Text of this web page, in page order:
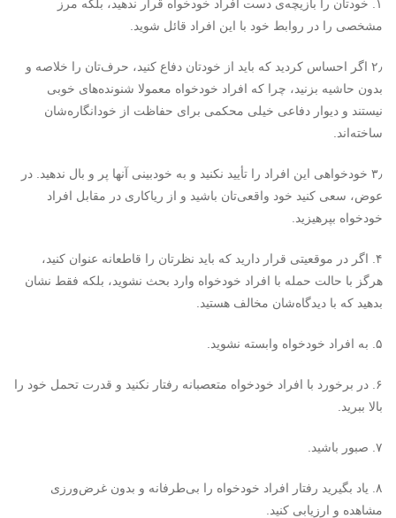
۱. خودتان را بازیچه‌ی دست افراد خودخواه قرار ندهید، بلکه مرز
مشخصی را در روابط خود با این افراد قائل شوید.
۲٫ اگر احساس کردید که باید از خودتان دفاع کنید، حرف‌تان را خلاصه و
بدون حاشیه بزنید، چرا که افراد خودخواه معمولا شنونده‌های خوبی
نیستند و دیوار دفاعی خیلی محکمی برای حفاظت از خودانگاره‌‌شان
ساخته‌اند.
۳٫ خودخواهی این افراد را تأیید نکنید و به خودبینی آنها پر و بال ندهید. در
عوض، سعی کنید خود واقعی‌تان باشید و از ریاکاری در مقابل افراد
خودخواه بپرهیزید.
۴. اگر در موقعیتی قرار دارید که باید نظرتان را قاطعانه عنوان کنید،
هرگز با حالت حمله با افراد خودخواه وارد بحث نشوید، بلکه فقط نشان
بدهید که با دیدگاه‌شان مخالف هستید.
۵. به افراد خودخواه وابسته نشوید.
۶. در برخورد با افراد خودخواه متعصبانه رفتار نکنید و قدرت تحمل خود را
بالا ببرید.
۷. صبور باشید.
۸. یاد بگیرید رفتار افراد خودخواه را بی‌طرفانه و بدون غرض‌ورزی
مشاهده و ارزیابی کنید.